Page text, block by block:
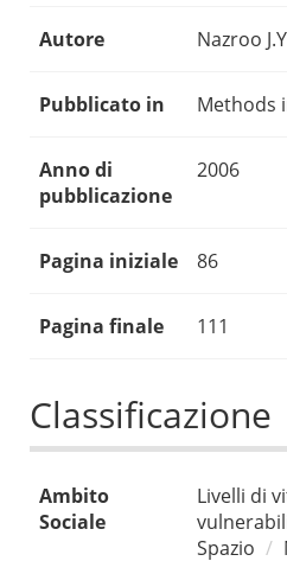
Autore Nazroo
Pubblicato in Methods
Anno di
pubblicazione
2006
Pagina iniziale 86
Pagina finale 111
Classificazione
Ambito
Sociale
Livelli di
Spazio